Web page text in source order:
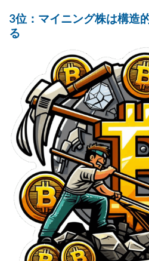
3位：マイニング株は構造
る